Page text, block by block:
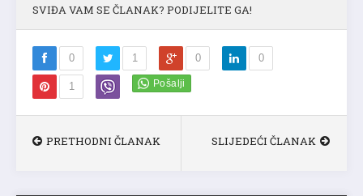
SVIĐA VAM SE ČLANAK? PODIJELITE GA!
0 1 0 0
1
PRETHODNI ČLANAK SLIJEDEĆI ČLANAK